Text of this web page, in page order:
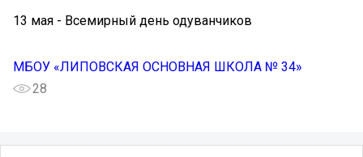
13 мая - Всемирный день одуванчиков
МБОУ «ЛИПОВСКАЯ ОСНОВНАЯ ШКОЛА № 34»
28